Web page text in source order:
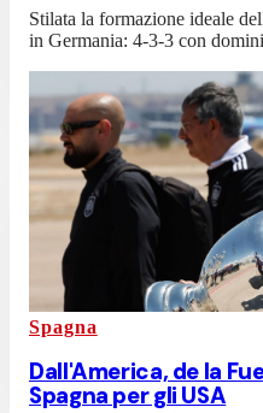
Stilata la formazione ideale
in Germania: 4-3-3 con
Spagna
Dall'America, de la
Spagna per gli USA